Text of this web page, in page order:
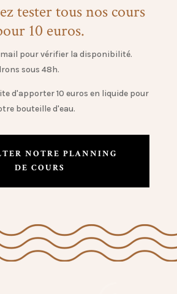
tester tous nos cours
10 euros.
pour vérifier la disponibilité.
sous 48h.
d'apporter 10 euros en liquide pour
bouteille d'eau.
NOTRE PLANNING
DE COURS